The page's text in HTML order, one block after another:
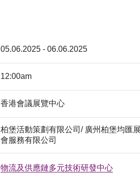
05.06.2025 - 06.06.2025
12:00am
香港會議展覽中心
柏堡活動策劃有限公司/ 廣州柏堡均匯
會服務有限公司
物流及供應鏈多元技術研發中心